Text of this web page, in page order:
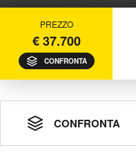
PREZZO
€ 37.700
CONFRONTA
CONFRONTA